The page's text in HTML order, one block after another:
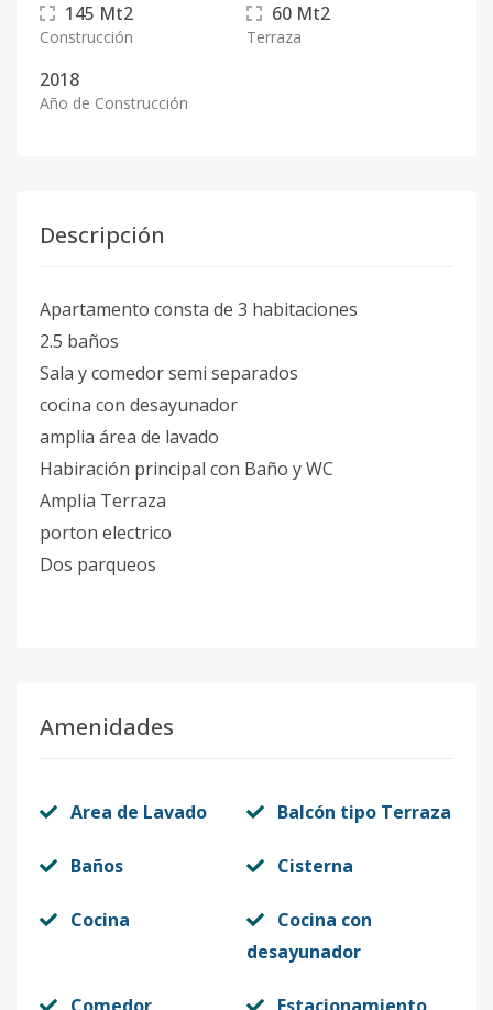
145 Mt2
Construcción
60 Mt2
Terraza
2018
Año de Construcción
Descripción
Apartamento consta de 3 habitaciones
2.5 baños
Sala y comedor semi separados
cocina con desayunador
amplia área de lavado
Habiración principal con Baño y WC
Amplia Terraza
porton electrico
Dos parqueos
Amenidades
Area de Lavado Balcón tipo Terraza
Baños Cisterna
Cocina
Cocina con
desayunador